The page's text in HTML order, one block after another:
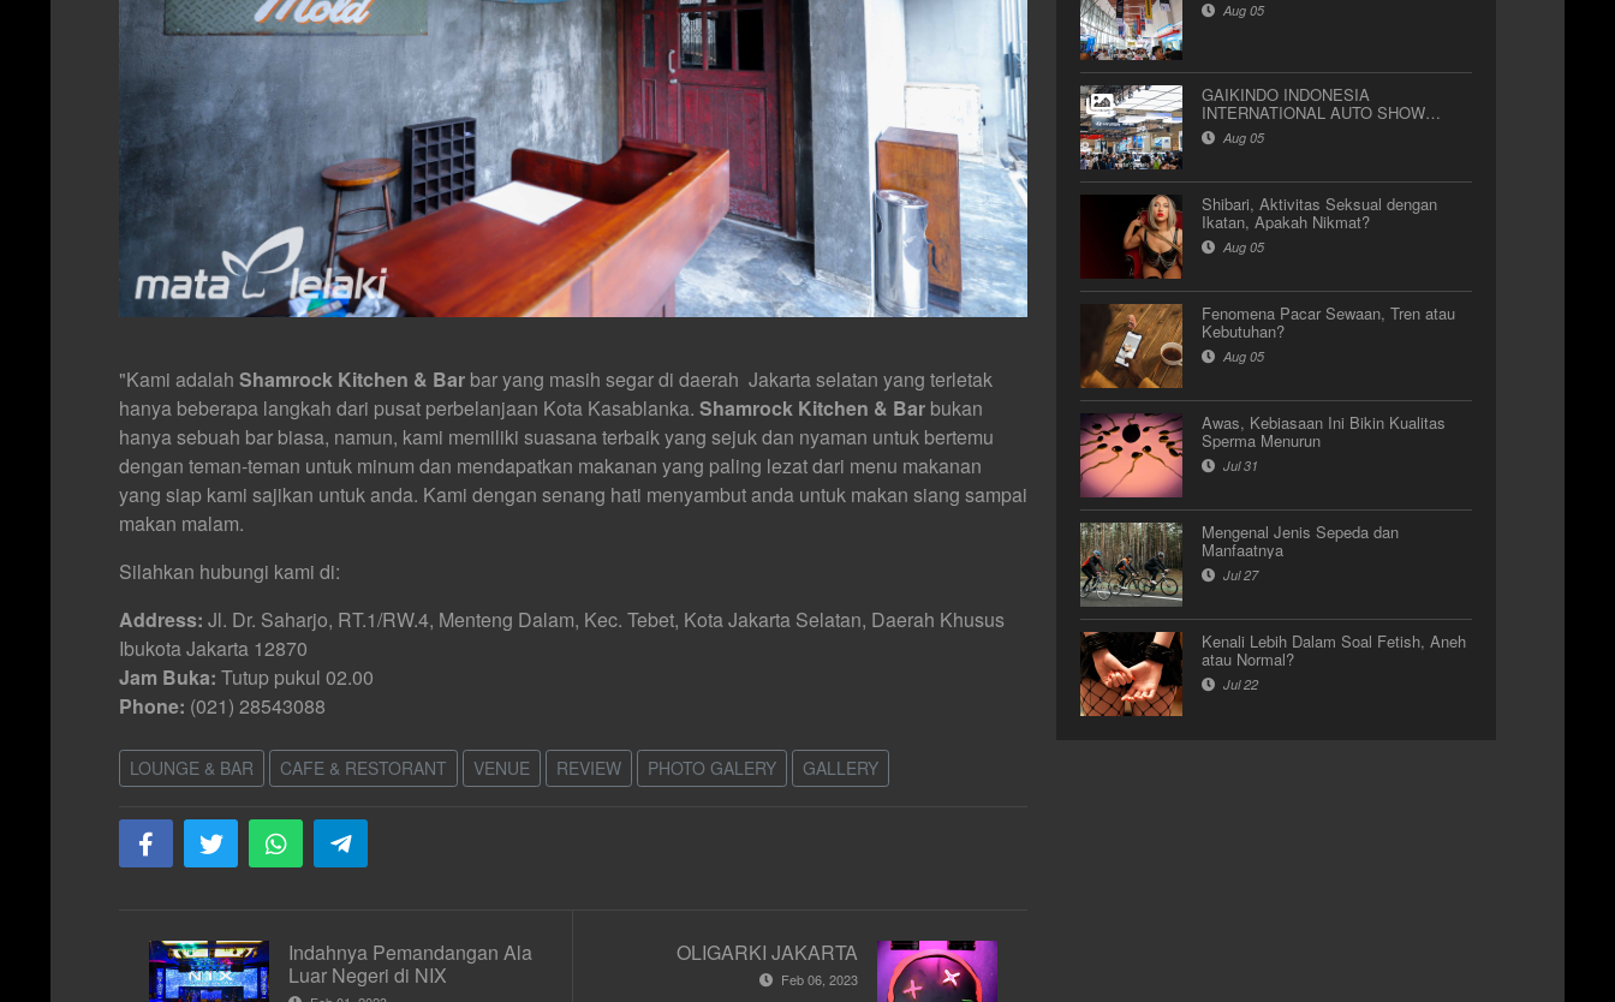
"Kami adalah Shamrock Kitchen & Bar bar yang masih segar di daerah Jakarta selatan yang terletak
hanya beberapa langkah dari pusat perbelanjaan Kota Kasablanka. Shamrock Kitchen & Bar bukan
hanya sebuah bar biasa, namun, kami memiliki suasana terbaik yang sejuk dan nyaman untuk bertemu
dengan teman-teman untuk minum dan mendapatkan makanan yang paling lezat dari menu makanan
yang siap kami sajikan untuk anda. Kami dengan senang hati menyambut anda untuk makan siang sampai
makan malam.
Silahkan hubungi kami di:
Address: Jl. Dr. Saharjo, RT.1/RW.4, Menteng Dalam, Kec. Tebet, Kota Jakarta Selatan, Daerah Khusus
Ibukota Jakarta 12870
Jam Buka: Tutup pukul 02.00
Phone: (021) 28543088
LOUNGE & BAR CAFE & RESTORANT VENUE REVIEW PHOTO GALERY GALLERY
Indahnya Pemandangan Ala
Luar Negeri di NIX
OLIGARKI JAKARTA
Feb 06, 2023
Aug 05
GAIKINDO INDONESIA
INTERNATIONAL AUTO SHOW
(GIIAS) 2026
Aug 05
Shibari, Aktivitas Seksual dengan
Ikatan, Apakah Nikmat?
Aug 05
Fenomena Pacar Sewaan, Tren atau
Kebutuhan?
Aug 05
Awas, Kebiasaan Ini Bikin Kualitas
Sperma Menurun
Jul 31
Mengenal Jenis Sepeda dan
Manfaatnya
Jul 27
Kenali Lebih Dalam Soal Fetish, Aneh
atau Normal?
Jul 22